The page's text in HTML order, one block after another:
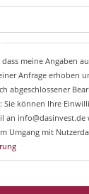
dass meine Angaben
Anfrage erhoben
abgeschlossener
Sie können Ihre
an
Umgang mit